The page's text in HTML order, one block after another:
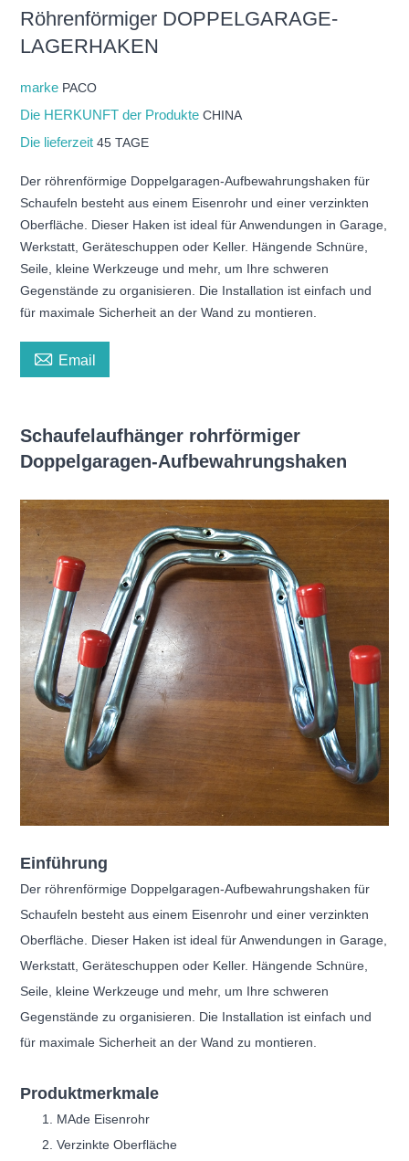
Röhrenförmiger DOPPELGARAGE-
LAGERHAKEN
marke PACO
Die HERKUNFT der ProdukteCHINA
Die lieferzeit45 TAGE
Der röhrenförmige Doppelgaragen-Aufbewahrungshaken für
Schaufeln besteht aus einem Eisenrohr und einer verzinkten
Oberfläche. Dieser Haken ist ideal für Anwendungen in Garage,
Werkstatt, Geräteschuppen oder Keller. Hängende Schnüre,
Seile, kleine Werkzeuge und mehr, um Ihre schweren
Gegenstände zu organisieren. Die Installation ist einfach und
für maximale Sicherheit an der Wand zu montieren.
 Email
Schaufelaufhänger rohrförmiger
Doppelgaragen-Aufbewahrungshaken
Einführung
Der röhrenförmige Doppelgaragen-Aufbewahrungshaken für
Schaufeln besteht aus einem Eisenrohr und einer verzinkten
Oberfläche. Dieser Haken ist ideal für Anwendungen in Garage,
Werkstatt, Geräteschuppen oder Keller. Hängende Schnüre,
Seile, kleine Werkzeuge und mehr, um Ihre schweren
Gegenstände zu organisieren. Die Installation ist einfach und
für maximale Sicherheit an der Wand zu montieren.
Produktmerkmale
MAde Eisenrohr
Verzinkte Oberfläche